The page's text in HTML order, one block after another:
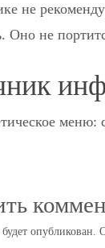
не
Оно не
меню:
опубликован.